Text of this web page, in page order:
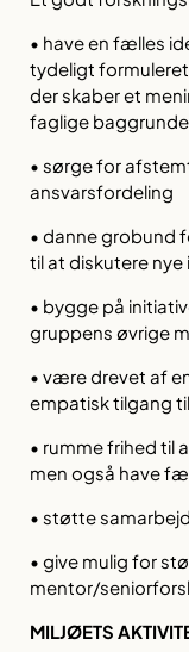
• have en fælles
tydeligt
der skaber et
faglige
• sørge for
ansvarsfordeling
• danne grobund
til at diskutere nye
• bygge på
gruppens øvrige
• være drevet af
empatisk tilgang
• rumme frihed til
men også have
• støtte
• give mulig for
mentor/
MILJØETS